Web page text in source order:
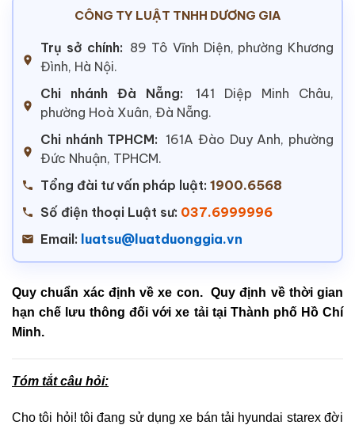
CÔNG TY LUẬT TNHH DƯƠNG GIA
Trụ sở chính: 89 Tô Vĩnh Diện, phường Khương
Đình, Hà Nội.
Chi nhánh Đà Nẵng:
141 Diệp Minh Châu,
phường Hoà Xuân, Đà Nẵng.
Chi nhánh TPHCM: 161A Đào Duy Anh, phường
Đức Nhuận, TPHCM.
Tổng đài tư vấn pháp luật: 1900.6568
Số điện thoại Luật sư: 037.6999996
Email: luatsu@luatduonggia.vn
Quy chuẩn xác định về xe con. Quy định về thời gian
hạn chế lưu thông đối với xe tải tại Thành phố Hồ Chí
Minh.
Tóm tắt câu hỏi:
Cho tôi hỏi! tôi đang sử dụng xe bán tải hyundai starex đời